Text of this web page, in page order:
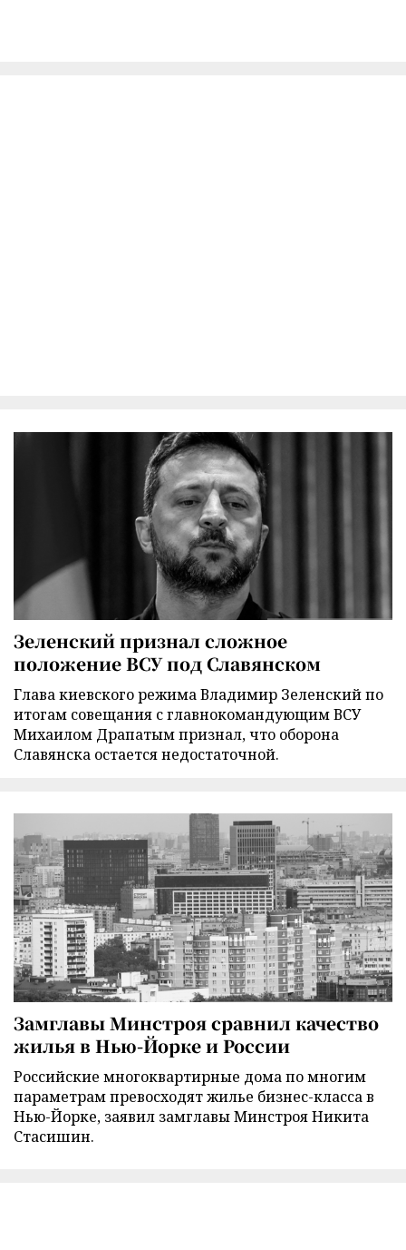
Зеленский признал сложное
положение ВСУ под Славянском
Глава киевского режима Владимир Зеленский по
итогам совещания с главнокомандующим ВСУ
Михаилом Драпатым признал, что оборона
Славянска остается недостаточной.
Замглавы Минстроя сравнил качество
жилья в Нью-Йорке и России
Российские многоквартирные дома по многим
параметрам превосходят жилье бизнес-класса в
Нью-Йорке, заявил замглавы Минстроя Никита
Стасишин.